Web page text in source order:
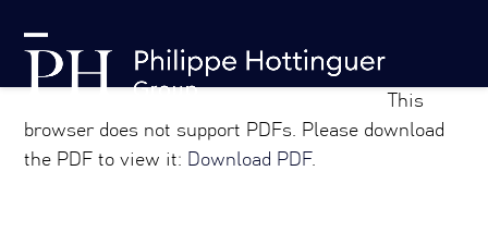
content
Open
mobile
menu
Close
mobile
menu
This
browser does not support PDFs. Please download
the PDF to view it: Download PDF.